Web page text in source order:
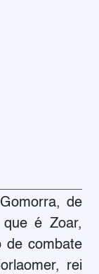
de
é Zoar,
de combate
rei